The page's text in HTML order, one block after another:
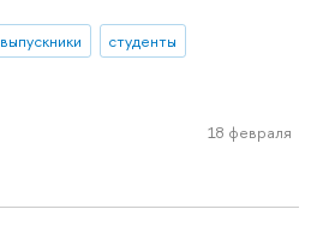
выпускники
студенты
18 февраля